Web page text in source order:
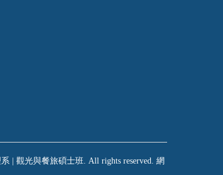
| 觀光與餐旅碩士班. All rights reserved. 網